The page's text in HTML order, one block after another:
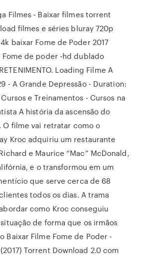
Filmes - Baixar filmes torrent
filmes e séries bluray 720p
baixar Fome de Poder 2017
Fome de poder -hd dublado
Loading Filme A
- A Grande Depressão - Duration:
e Treinamentos - Cursos na
A história da ascensão do
O filme vai retratar como o
Kroc adquiriu um restaurante
e Maurice “Mac” McDonald,
e o transformou em um
que serve cerca de 68
todos os dias. A trama
como Kroc conseguiu
de forma que os irmãos
Baixar Filme Fome de Poder -
Torrent Download 2.0 com